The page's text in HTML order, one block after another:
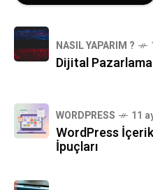
NASIL YAPARIM ?
Dijital
WORDPRESS 11
WordPress
İpuçları